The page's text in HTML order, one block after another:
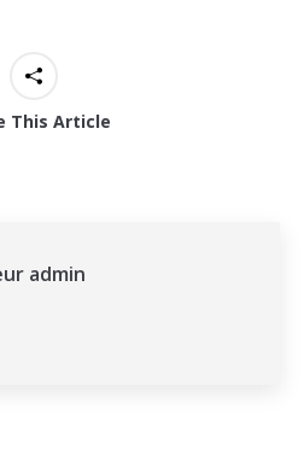
This Article
admin